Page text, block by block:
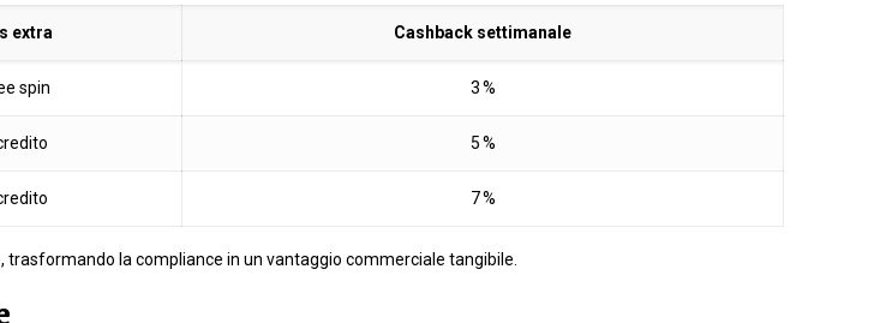
extra Cashback settimanale
spin 3 %
5 %
7 %
la compliance in un vantaggio commerciale tangibile.